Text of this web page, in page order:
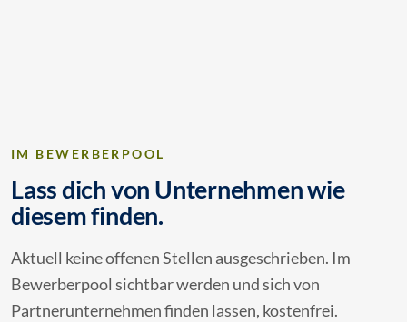
IM BEWERBERPOOL
Lass dich von Unternehmen wie
diesem finden.
Aktuell keine offenen Stellen ausgeschrieben. Im
Bewerberpool sichtbar werden und sich von
Partnerunternehmen finden lassen, kostenfrei.